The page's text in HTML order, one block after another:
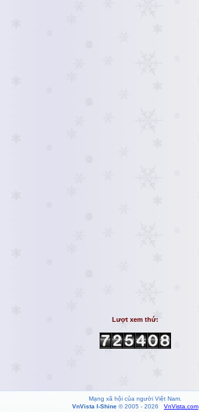
Lượt xem thứ:
Mạng xã hội của người Việt Nam.
VnVista I-Shine © 2005 - 2026 VnVista.com